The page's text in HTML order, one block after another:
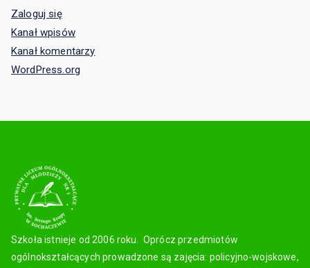
Zaloguj się
Kanał wpisów
Kanał komentarzy
WordPress.org
Szkoła istnieje od 2006 roku. Oprócz przedmiotów
ogólnokształcących prowadzone są zajęcia: policyjno-wojskowe,